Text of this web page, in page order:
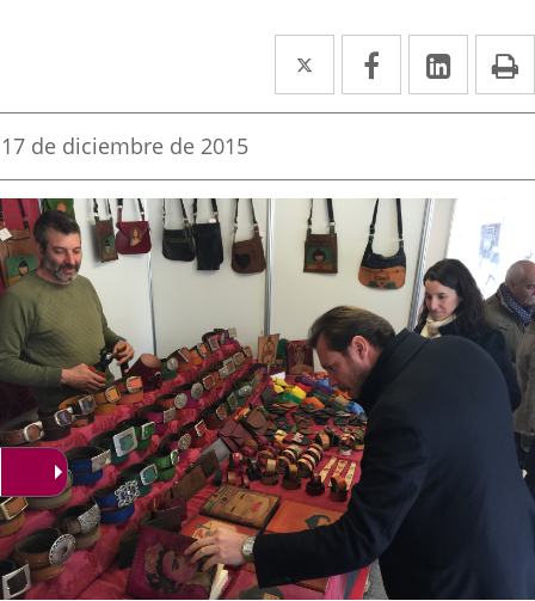
Twitter
Enlace
a
aplicación
externa.
Facebook
Enlace
a
aplicación
externa.
Enlace
a
Fecha
la
noticia
17 de diciembre de 2015